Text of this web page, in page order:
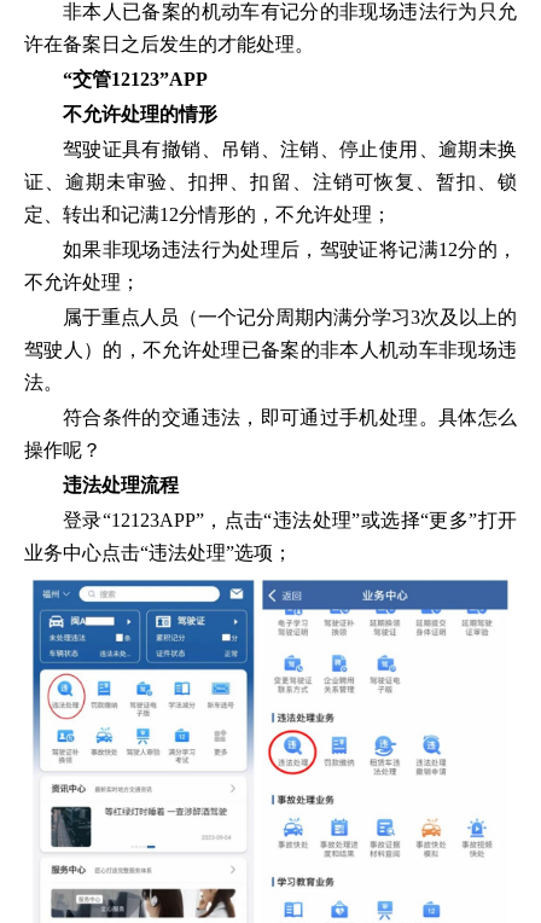
非本人已备案的机动车有记分的非现场违法行为只允
许在备案日之后发生的才能处理。
“交管12123”APP
不允许处理的情形
驾驶证具有撤销、吊销、注销、停止使用、逾期未换
证、逾期未审验、扣押、扣留、注销可恢复、暂扣、锁
定、转出和记满12分情形的，不允许处理；
如果非现场违法行为处理后，驾驶证将记满12分的，
不允许处理；
属于重点人员（一个记分周期内满分学习3次及以上的
驾驶人）的，不允许处理已备案的非本人机动车非现场违
法。
符合条件的交通违法，即可通过手机处理。具体怎么
操作呢？
违法处理流程
登录“12123APP”，点击“违法处理”或选择“更多”打开
业务中心点击“违法处理”选项；